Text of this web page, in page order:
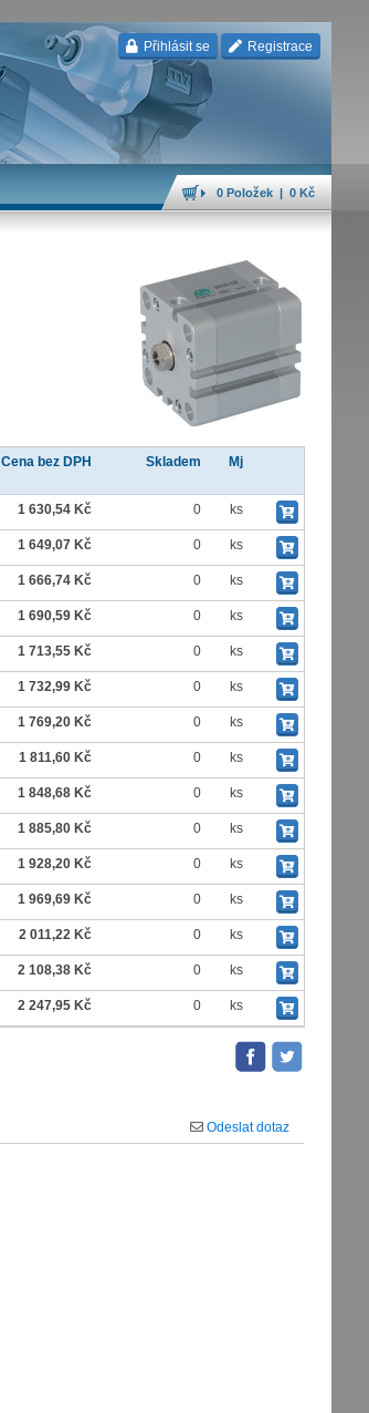
Přihlásit se Registrace
0 Položek | 0 Kč
Cena bez DPH Skladem Mj
1 630,54 Kč 0 ks
1 649,07 Kč 0 ks
1 666,74 Kč 0 ks
1 690,59 Kč 0 ks
1 713,55 Kč 0 ks
1 732,99 Kč 0 ks
1 769,20 Kč 0 ks
1 811,60 Kč 0 ks
1 848,68 Kč 0 ks
1 885,80 Kč 0 ks
1 928,20 Kč 0 ks
1 969,69 Kč 0 ks
2 011,22 Kč 0 ks
2 108,38 Kč 0 ks
2 247,95 Kč 0 ks
Odeslat dotaz